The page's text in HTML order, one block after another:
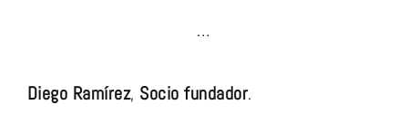
…
Diego Ramírez, Socio fundador.